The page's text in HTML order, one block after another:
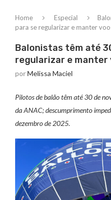
Home Especial
para se regularizar e manter
Balonistas têm até
regularizar e manter
porMelissa Maciel
Pilotos de balão têm até 30 de
da ANAC; descumprimento
dezembro de 2025.